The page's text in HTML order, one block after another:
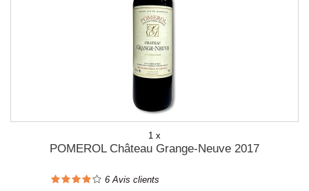
1 x
POMEROL Château Grange-Neuve 2017
6 Avis clients